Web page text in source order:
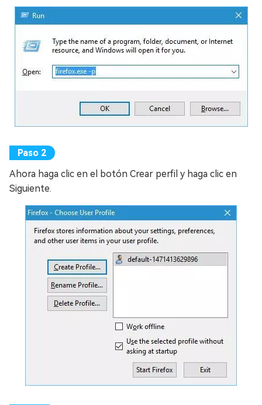
Ahora haga clic en el botón Crear perfil y haga clic en
Siguiente.